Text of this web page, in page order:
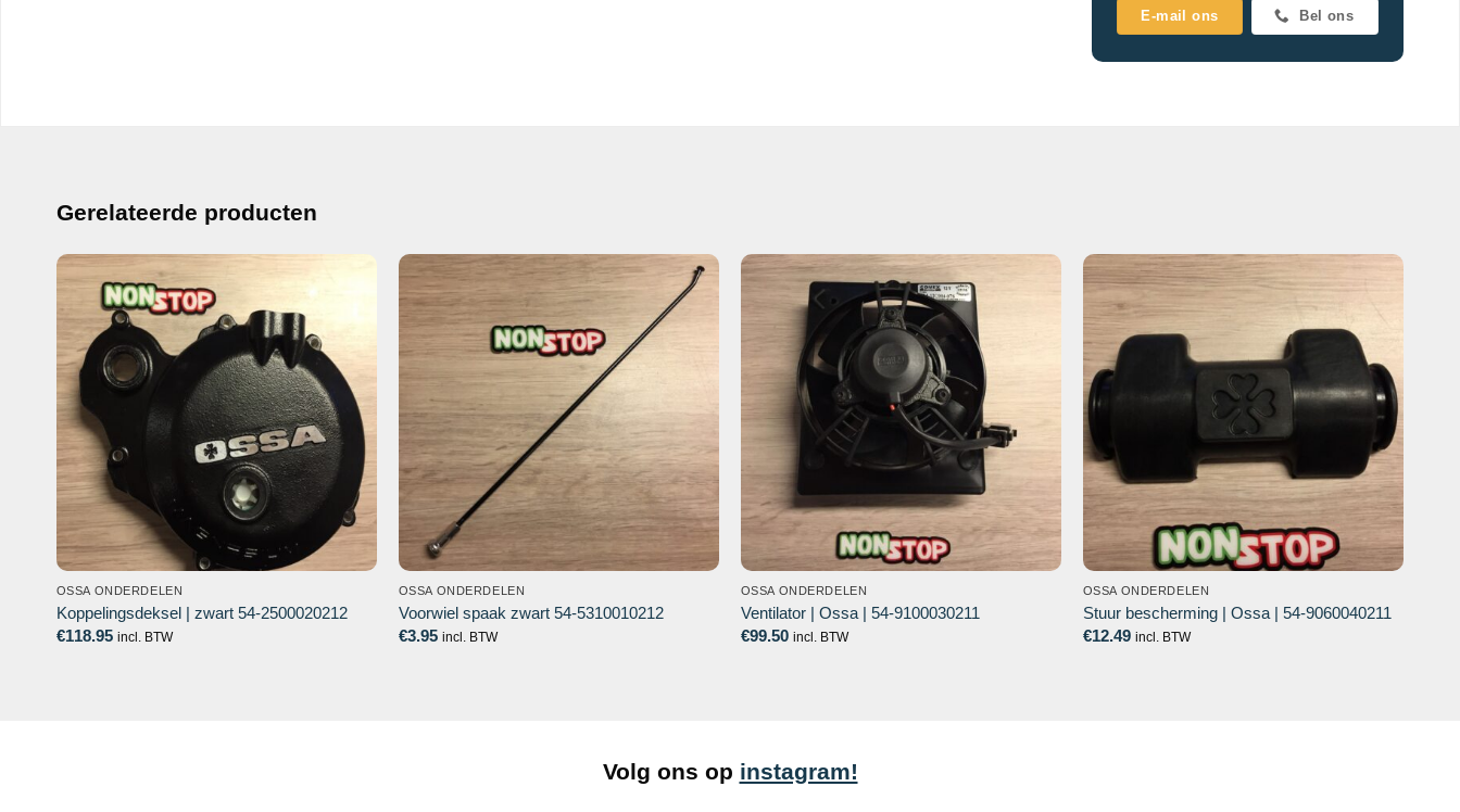
E-mail ons Bel ons
Gerelateerde producten
OSSA ONDERDELEN
Koppelingsdeksel | zwart 54-2500020212
€118.95 incl. BTW
OSSA ONDERDELEN
Voorwiel spaak zwart 54-5310010212
€3.95 incl. BTW
OSSA ONDERDELEN
Ventilator | Ossa | 54-9100030211
€99.50 incl. BTW
OSSA ONDERDELEN
Stuur bescherming | Ossa | 54-9060040211
€12.49 incl. BTW
Volg ons op instagram!